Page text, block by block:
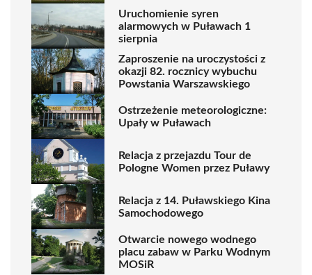
Uruchomienie syren
alarmowych w Puławach 1
sierpnia
Zaproszenie na uroczystości z
okazji 82. rocznicy wybuchu
Powstania Warszawskiego
Ostrzeżenie meteorologiczne:
Upały w Puławach
Relacja z przejazdu Tour de
Pologne Women przez Puławy
Relacja z 14. Puławskiego Kina
Samochodowego
Otwarcie nowego wodnego
placu zabaw w Parku Wodnym
MOSiR